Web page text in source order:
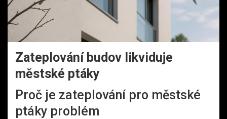
Zateplování budov likviduje
městské ptáky
Proč je zateplování pro městské
ptáky problém